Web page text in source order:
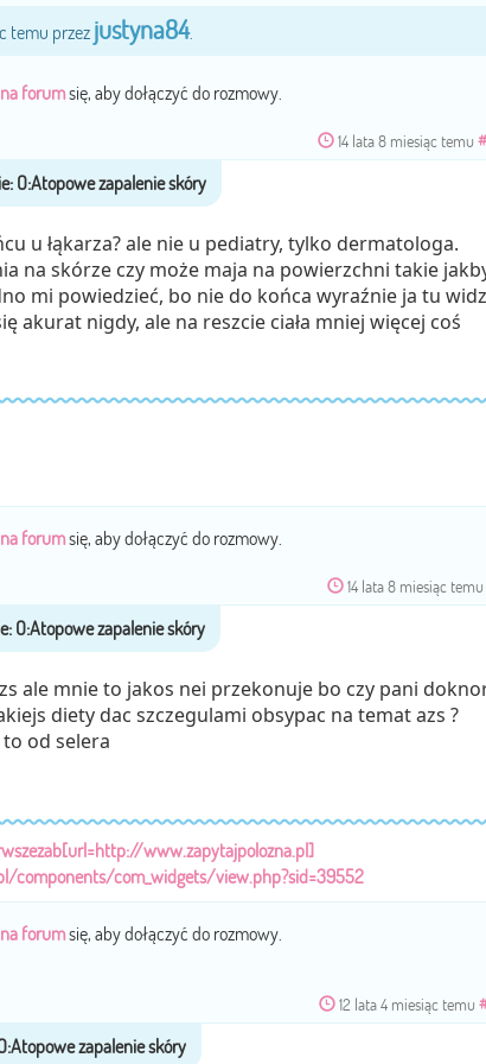
temu przezjustyna84.
forumsię, aby dołączyć do rozmowy.
14 lata 8 miesiąc temu
u łąkarza? ale nie u pediatry, tylko dermatologa.
na skórze czy może maja na powierzchni takie
mi powiedzieć, bo nie do końca wyraźnie ja tu
akurat nigdy, ale na reszcie ciała mniej więcej coś
forumsię, aby dołączyć do rozmowy.
14 lata 8 miesiąc temu
ale mnie to jakos nei przekonuje bo czy pani
diety dac szczegulami obsypac na temat azs ?
od selera
www.zapytajpolozna.pl]
components/com_widgets/view.php?sid=39552
forumsię, aby dołączyć do rozmowy.
12 lata 4 miesiąc temu